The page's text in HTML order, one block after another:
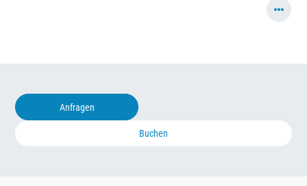
Anfragen
Buchen